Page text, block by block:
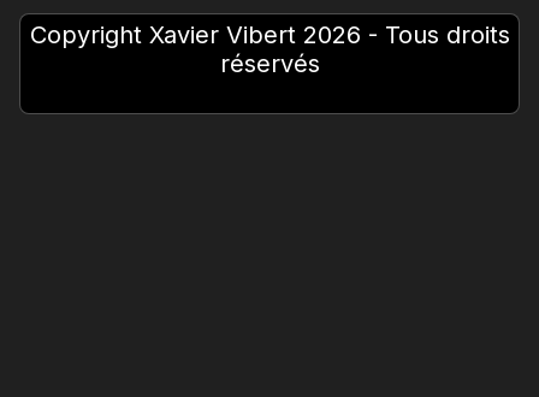
Copyright Xavier Vibert 2026 - Tous droits
réservés